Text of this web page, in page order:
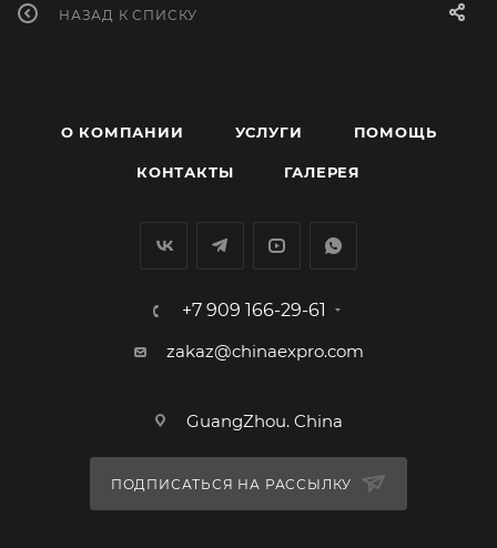
НАЗАД К СПИСКУ
О КОМПАНИИ УСЛУГИ ПОМОЩЬ
КОНТАКТЫ ГАЛЕРЕЯ
+7 909 166-29-61
zakaz@chinaexpro.com
GuangZhou. China
ПОДПИСАТЬСЯ НА РАССЫЛКУ